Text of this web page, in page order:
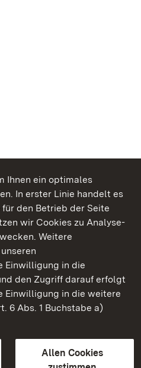
Ihnen ein optimales
In erster Linie handelt es
den Betrieb der Seite
wir Cookies zu Analyse-
Weitere
Einwilligung in die
den Zugriff darauf erfolgt
Einwilligung in die weitere
6 Abs. 1 Buchstabe a)
Allen Cookies
Baden-Württemberg